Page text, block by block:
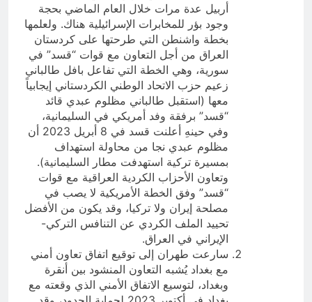
أربيل عدة مرات خلال العام الماضي بحجة
وجود بؤر للمخابرات الإسرائيلية هناك. ولعلمها
بخطة واشنطن التي طرحتها على كردستان
العراق من أجل التعاون مع قوات “قسد” في
سورية، وهي الخطة التي تفاعل بافل طالباني
زعيم حزب الاتحاد الوطني الكردستاني إيجابياً
معها (استقبل طالباني مظلوم عبدي قائد
“قسد” برفقة وفد أمريكي في السليمانية،
وفي حينهِ أعلنت قسد في 8 أبريل 2023 أن
مظلوم عبدي نجا من محاولة استهداف
بمسيرة تركية استهدفت مطار السليمانية).
وتعاون الأحزاب الكردية العراقية مع قوات
“قسد” وفق الخطة الأمريكية لا يصب في
مصلحة إيران ولا تركيا، وقد يكون من الأفضل
تحييد الملف الكردي عن التنافس التركي-
الإيراني في العراق.
سارعت طهران إلى توقيع اتفاق تعاون أمني
مع بغداد يُشبه التعاون المنشود بين أنقرة
وبغداد، لتوسيع الاتفاق الأمني الذي وقعته مع